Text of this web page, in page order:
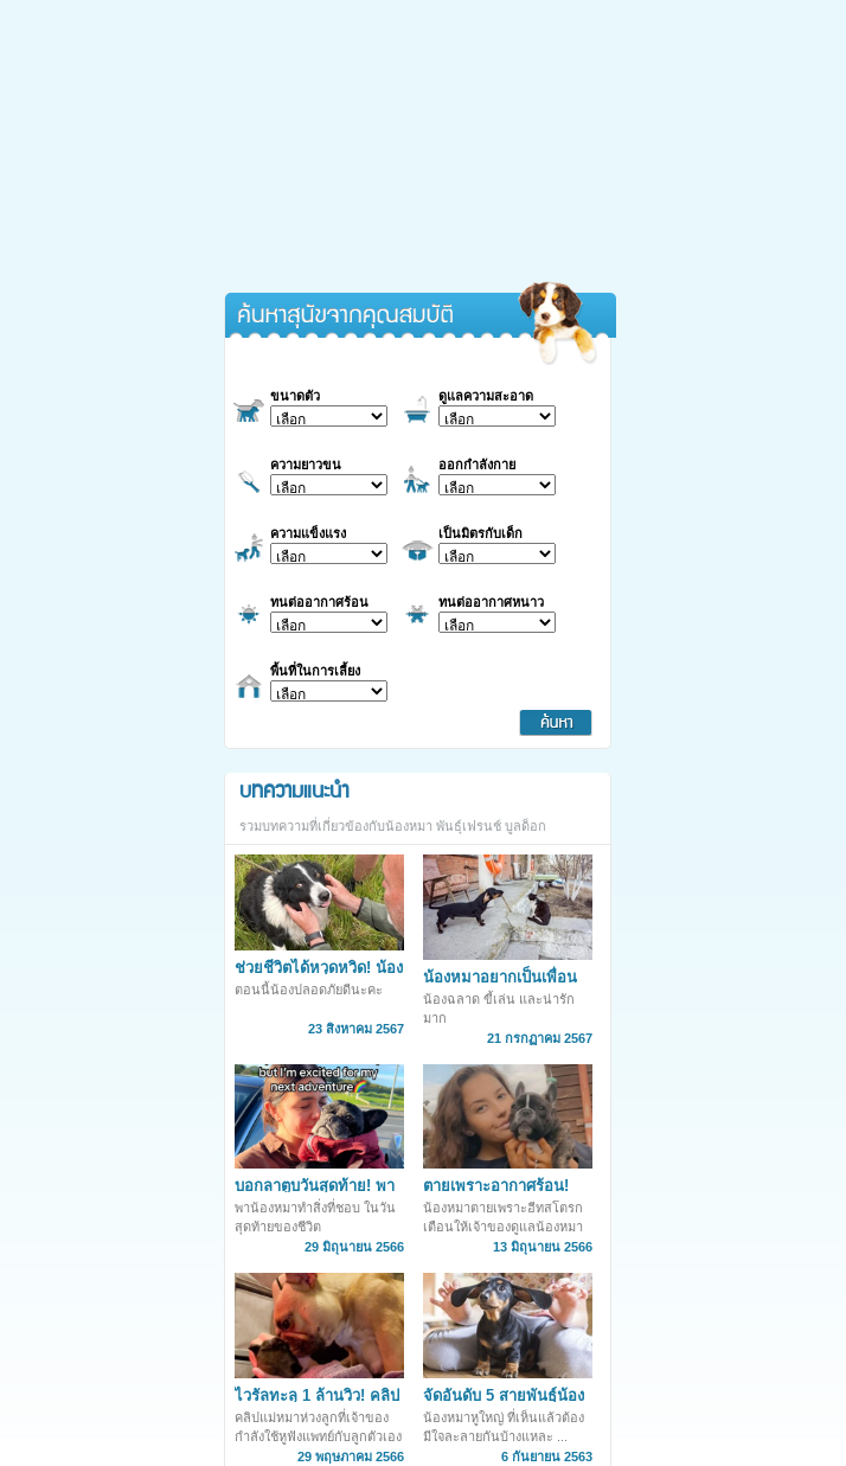
ขนาดตัว ดูแลความสะอาด
ความยาวขน ออกกำลังกาย
ความแข็งแรง เป็นมิตรกับเด็ก
ทนต่ออากาศร้อน ทนต่ออากาศหนาว
พื้นที่ในการเลี้ยง
บทความแนะนำ
รวมบทความที่เกี่ยวข้องกับน้องหมา พันธุ์เฟรนช์ บูลด็อก
ช่วยชีวิตได้หวุดหวิด! น้อง
หมาพลัดตกร่องแคบลึก 7
ตอนนี้น้องปลอดภัยดีนะคะ
23 สิงหาคม 2567
น้องหมาอยากเป็นเพื่อน
แมว! กลิ้งตัวเพื่อผูกมิตร
ด้วย แต่โดนเมิน
น้องฉลาด ขี้เล่น และน่ารัก
มาก
21 กรกฏาคม 2567
บอกลาตูบวันสุดท้าย! พา
ทำทุกอย่าง ก่อนจากกัน
ตลอดไป
พาน้องหมาทำสิ่งที่ชอบ ในวัน
สุดท้ายของชีวิต
29 มิถุนายน 2566
ตายเพราะอากาศร้อน!
เตือนเจ้าของให้ดูแลสุนัข
ใกล้ชิด
น้องหมาตายเพราะฮีทสโตรก
เตือนให้เจ้าของดูแลน้องหมา
13 มิถุนายน 2566
ไวรัลทะลุ 1 ล้านวิว! คลิป
แม่หมาเป็นห่วงลูกตัวน้อย
คลิปแม่หมาห่วงลูกที่เจ้าของ
กำลังใช้หูฟังแพทย์กับลูกตัวเอง
29 พฤษภาคม 2566
จัดอันดับ 5 สายพันธุ์น้อง
หมา "ใบหูใหญ่" ที่ใคร
เห็นเป็นต้องตกหลุมรัก
น้องหมาหูใหญ่ ที่เห็นแล้วต้อง
มีใจละลายกันบ้างแหละ ...
6 กันยายน 2563